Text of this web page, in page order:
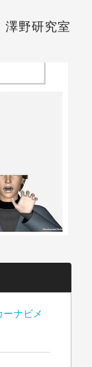
澤野研究室
ナビメ